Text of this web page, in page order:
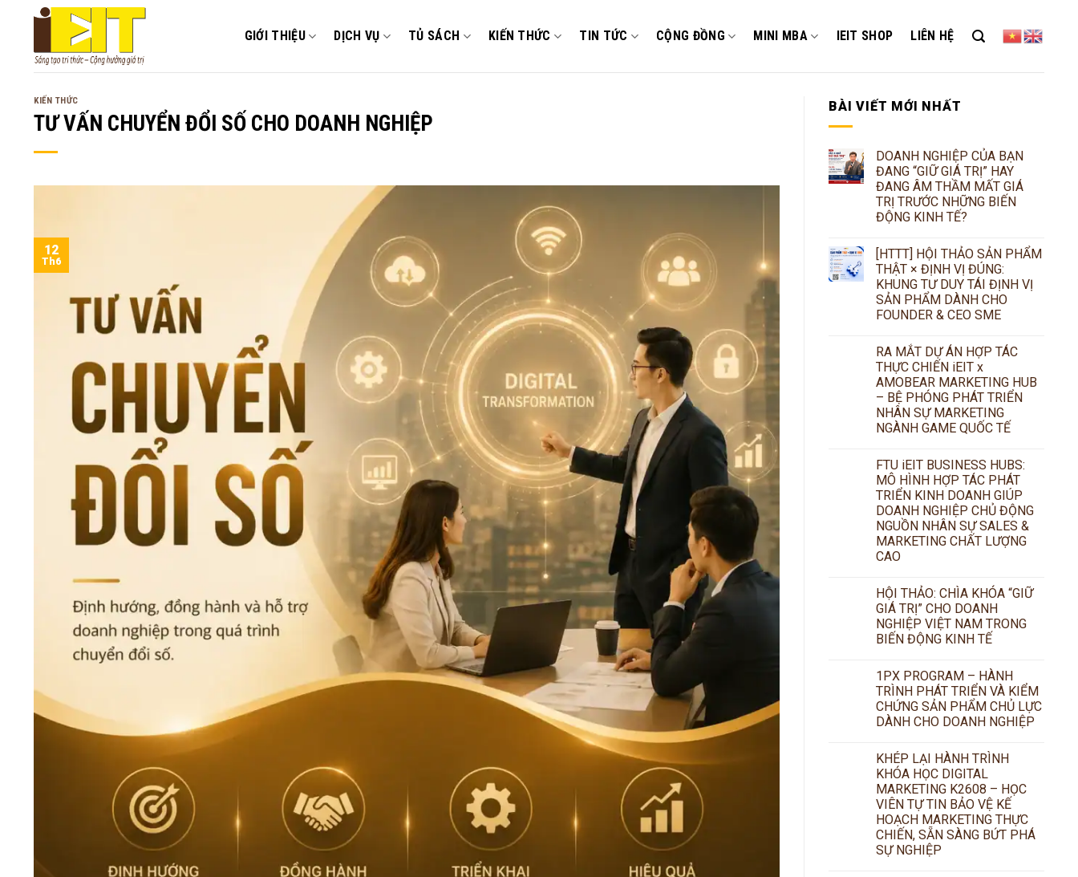
GIỚI THIỆU DỊCH VỤ TỦ SÁCH KIẾN THỨC TIN TỨC CỘNG ĐỒNG MINI MBA IEIT SHOP LIÊN HỆ
KIẾN THỨC
TƯ VẤN CHUYỂN ĐỔI SỐ CHO DOANH NGHIỆP
12
Th6
BÀI VIẾT MỚI NHẤT
DOANH NGHIỆP CỦA BẠN
ĐANG “GIỮ GIÁ TRỊ” HAY
ĐANG ÂM THẦM MẤT GIÁ
TRỊ TRƯỚC NHỮNG BIẾN
ĐỘNG KINH TẾ?
[HTTT] HỘI THẢO SẢN PHẨM
THẬT × ĐỊNH VỊ ĐÚNG:
KHUNG TƯ DUY TÁI ĐỊNH VỊ
SẢN PHẨM DÀNH CHO
FOUNDER & CEO SME
RA MẮT DỰ ÁN HỢP TÁC
THỰC CHIẾN iEIT x
AMOBEAR MARKETING HUB
– BỆ PHÓNG PHÁT TRIỂN
NHÂN SỰ MARKETING
NGÀNH GAME QUỐC TẾ
FTU iEIT BUSINESS HUBS:
MÔ HÌNH HỢP TÁC PHÁT
TRIỂN KINH DOANH GIÚP
DOANH NGHIỆP CHỦ ĐỘNG
NGUỒN NHÂN SỰ SALES &
MARKETING CHẤT LƯỢNG
CAO
HỘI THẢO: CHÌA KHÓA “GIỮ
GIÁ TRỊ” CHO DOANH
NGHIỆP VIỆT NAM TRONG
BIẾN ĐỘNG KINH TẾ
1PX PROGRAM – HÀNH
TRÌNH PHÁT TRIỂN VÀ KIỂM
CHỨNG SẢN PHẨM CHỦ LỰC
DÀNH CHO DOANH NGHIỆP
KHÉP LẠI HÀNH TRÌNH
KHÓA HỌC DIGITAL
MARKETING K2608 – HỌC
VIÊN TỰ TIN BẢO VỆ KẾ
HOẠCH MARKETING THỰC
CHIẾN, SẴN SÀNG BỨT PHÁ
SỰ NGHIỆP